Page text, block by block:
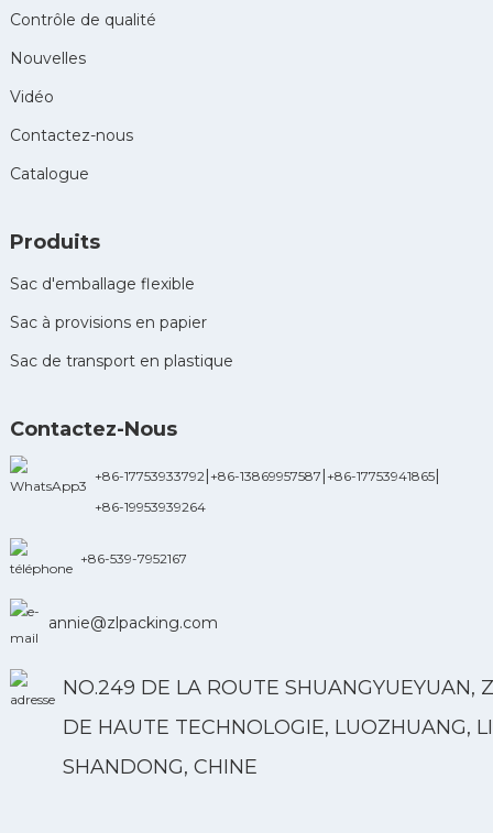
Contrôle de qualité
Nouvelles
Vidéo
Contactez-nous
Catalogue
Produits
Sac d'emballage flexible
Sac à provisions en papier
Sac de transport en plastique
Contactez-Nous
+86-17753933792| +86-13869957587 +86-17753941865|
+86-19953939264
+86-539-7952167
annie@zlpacking.com
NO.249 DE LA ROUTE SHUANGYUEYUAN,
DE HAUTE TECHNOLOGIE, LUOZHUANG,
SHANDONG, CHINE